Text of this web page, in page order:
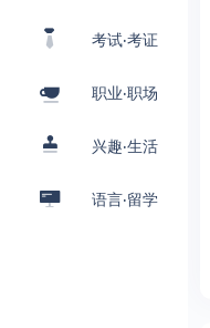
考试·考证
职业·职场
兴趣·生活
语言·留学